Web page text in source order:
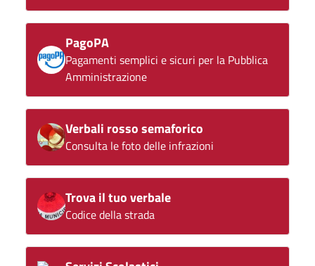
PagoPA
Pagamenti semplici e sicuri per la Pubblica
Amministrazione
Verbali rosso semaforico
Consulta le foto delle infrazioni
Trova il tuo verbale
Codice della strada